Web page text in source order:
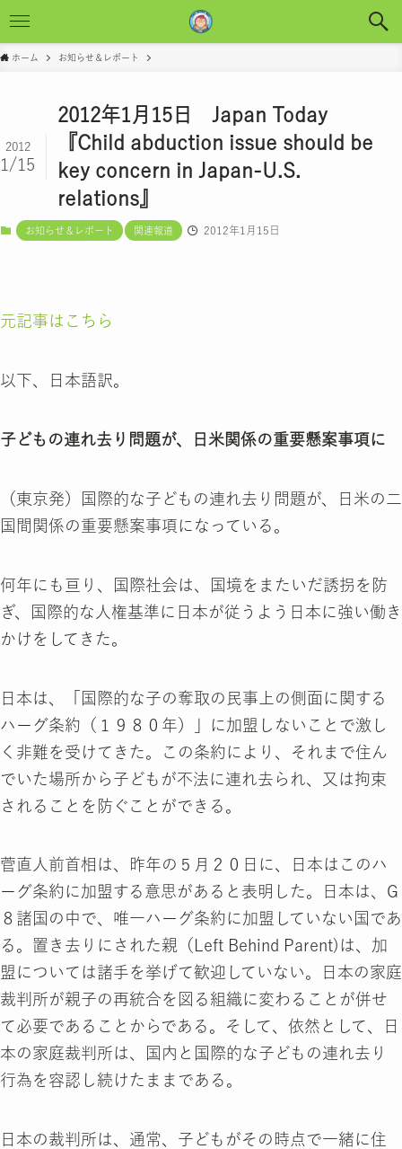
ホーム お知らせ＆レポート
2012年1月15日 Japan Today
『Child abduction issue should be
key concern in Japan-U.S.
relations』
2012
1/15
お知らせ＆レポート 関連報道 2012年1月15日
元記事はこちら
以下、日本語訳。
子どもの連れ去り問題が、日米関係の重要懸案事項に
（東京発）国際的な子どもの連れ去り問題が、日米の二
国間関係の重要懸案事項になっている。
何年にも亘り、国際社会は、国境をまたいだ誘拐を防
ぎ、国際的な人権基準に日本が従うよう日本に強い働き
かけをしてきた。
日本は、「国際的な子の奪取の民事上の側面に関する
ハーグ条約（１９８０年）」に加盟しないことで激し
く非難を受けてきた。この条約により、それまで住ん
でいた場所から子どもが不法に連れ去られ、又は拘束
されることを防ぐことができる。
菅直人前首相は、昨年の５月２０日に、日本はこのハ
ーグ条約に加盟する意思があると表明した。日本は、G
８諸国の中で、唯一ハーグ条約に加盟していない国であ
る。置き去りにされた親（Left Behind Parent)は、加
盟については諸手を挙げて歓迎していない。日本の家庭
裁判所が親子の再統合を図る組織に変わることが併せ
て必要であることからである。そして、依然として、日
本の家庭裁判所は、国内と国際的な子どもの連れ去り
行為を容認し続けたままである。
日本の裁判所は、通常、子どもがその時点で一緒に住